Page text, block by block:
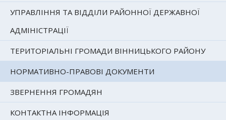
УПРАВЛІННЯ ТА ВІДДІЛИ РАЙОННОЇ ДЕРЖАВНОЇ
АДМІНІСТРАЦІЇ
ТЕРИТОРІАЛЬНІ ГРОМАДИ ВІННИЦЬКОГО РАЙОНУ
НОРМАТИВНО-ПРАВОВІ ДОКУМЕНТИ
ЗВЕРНЕННЯ ГРОМАДЯН
КОНТАКТНА ІНФОРМАЦІЯ